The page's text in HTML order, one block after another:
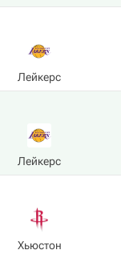
Лейкерс
Лейкерс
Хьюстон